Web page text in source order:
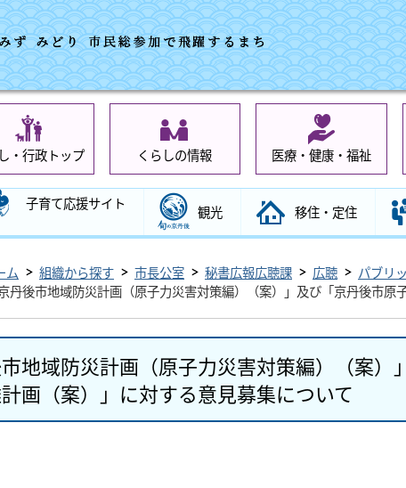
・行政トップ くらしの情報 医療・健康・福祉
子育て応援サイト 観光 移住・定住
ム 組織から探す 市長公室 秘書広報広聴課 広聴 パブリ
京丹後市地域防災計画（原子力災害対策編）（案）」及び「京丹後市
市地域防災計画（原子力災害対策編）（案
画（案）」に対する意見募集について